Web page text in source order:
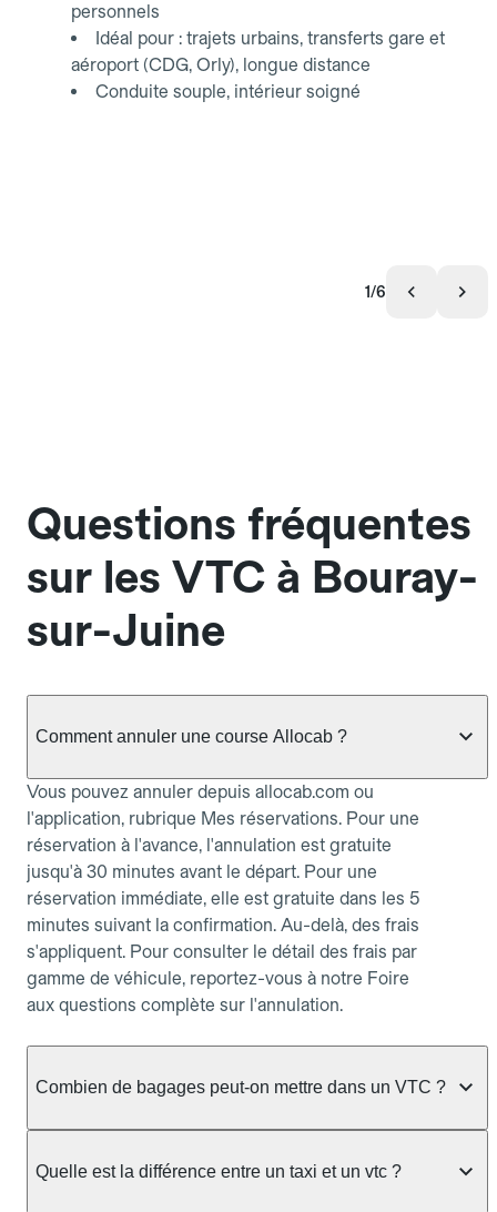
personnels
Idéal pour : trajets urbains, transferts gare et
aéroport (CDG, Orly), longue distance
Conduite souple, intérieur soigné
1/6
Questions fréquentes
sur les VTC à Bouray-
sur-Juine
Comment annuler une course Allocab ?
Vous pouvez annuler depuis allocab.com ou
l'application, rubrique Mes réservations. Pour une
réservation à l'avance, l'annulation est gratuite
jusqu'à 30 minutes avant le départ. Pour une
réservation immédiate, elle est gratuite dans les 5
minutes suivant la confirmation. Au-delà, des frais
s'appliquent. Pour consulter le détail des frais par
gamme de véhicule, reportez-vous à notre Foire
aux questions complète sur l'annulation.
Combien de bagages peut-on mettre dans un VTC ?
réservée :
Quelle est la différence entre un taxi et un vtc ?